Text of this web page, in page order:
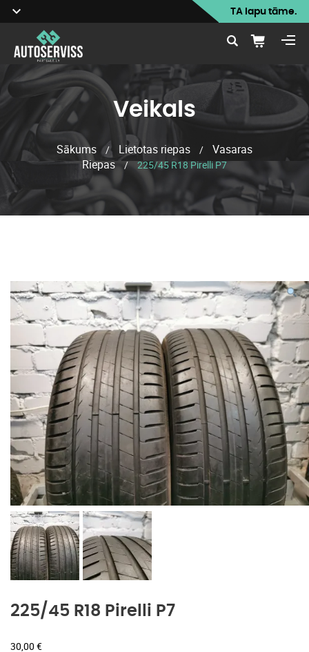
TA lapu tāme.
Veikals
Sākums / Lietotas riepas /
Vasaras
Riepas / 225/45 R18 Pirelli P7
225/45 R18 Pirelli P7
30,00 €